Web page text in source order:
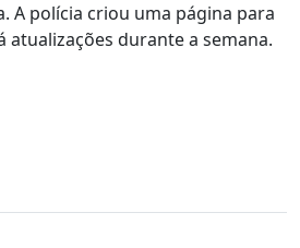
A polícia criou uma página para
atualizações durante a semana.